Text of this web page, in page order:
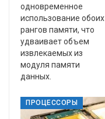
одновременное
использование обоих
рангов памяти, что
удваивает объем
извлекаемых из
модуля памяти
данных.
ПРОЦЕССОРЫ